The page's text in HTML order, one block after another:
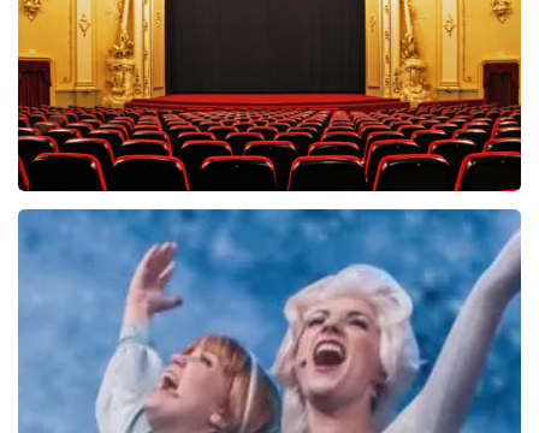
BEKIJKEN
Saturday Night Fever
60reviews
BEKIJKEN